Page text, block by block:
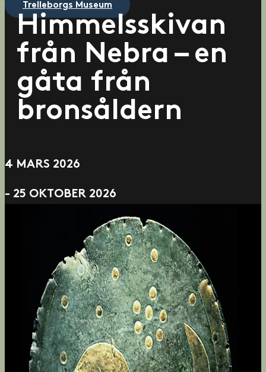
Trelleborgs Museum
Himmelsskivan
från Nebra – en
gåta från
bronsåldern
4 MARS 2026
- 25 OKTOBER 2026